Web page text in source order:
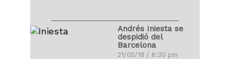
Andrés Iniesta se
despidió del
Barcelona
21/05/18 / 6:30 pm